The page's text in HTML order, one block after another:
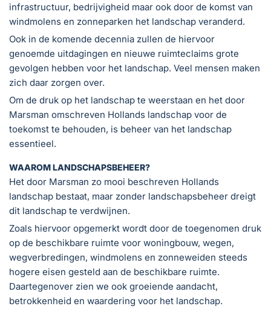
infrastructuur, bedrijvigheid maar ook door de komst van
windmolens en zonneparken het landschap veranderd.
Ook in de komende decennia zullen de hiervoor
genoemde uitdagingen en nieuwe ruimteclaims grote
gevolgen hebben voor het landschap. Veel mensen maken
zich daar zorgen over.
Om de druk op het landschap te weerstaan en het door
Marsman omschreven Hollands landschap voor de
toekomst te behouden, is beheer van het landschap
essentieel.
WAAROM LANDSCHAPSBEHEER?
Het door Marsman zo mooi beschreven Hollands
landschap bestaat, maar zonder landschapsbeheer dreigt
dit landschap te verdwijnen.
Zoals hiervoor opgemerkt wordt door de toegenomen druk
op de beschikbare ruimte voor woningbouw, wegen,
wegverbredingen, windmolens en zonneweiden steeds
hogere eisen gesteld aan de beschikbare ruimte.
Daartegenover zien we ook groeiende aandacht,
betrokkenheid en waardering voor het landschap.